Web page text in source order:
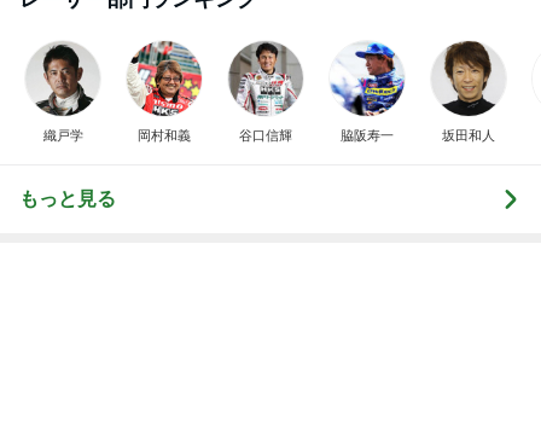
織戸学 岡村和義 谷口信輝 脇阪寿一 坂田和人
もっと見る